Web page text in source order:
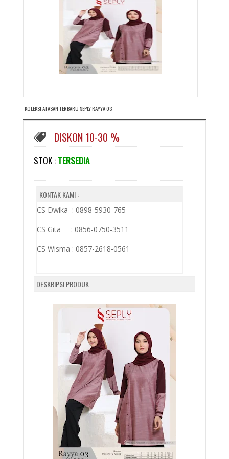
KOLEKSI ATASAN TERBARU SEPLY RAYYA 03
DISKON 10-30 %
STOK : TERSEDIA
KONTAK KAMI :
CS Dwika : 0898-5930-765
CS Gita : 0856-0750-3511
CS Wisma : 0857-2618-0561
DESKRIPSI PRODUK